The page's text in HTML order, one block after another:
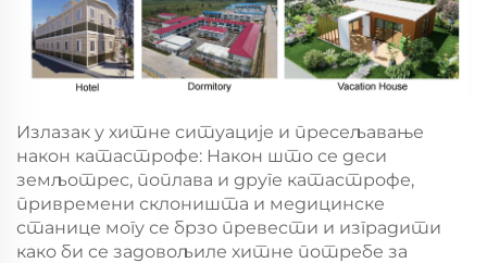
Излазак у хитне ситуације и пресељавање
након катастрофе: Након што се деси
земљотрес, поплава и друге катастрофе,
привремени склоништа и медицинске
станице могу се брзо превести и изградити
како би се задовољиле хитне потребе за